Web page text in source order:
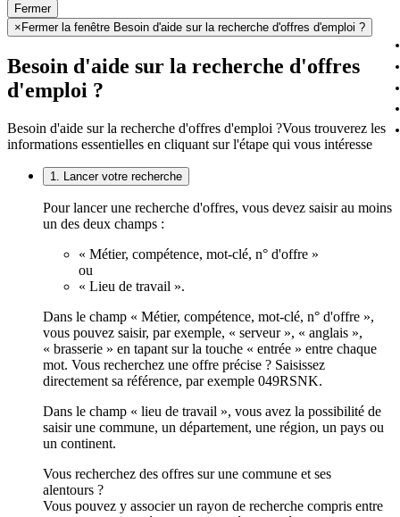
Fermer
× Fermer la fenêtre Besoin d'aide sur la recherche d'offres d'emploi ?
Besoin d'aide sur la recherche d'offres
d'emploi ?
Besoin d'aide sur la recherche d'offres d'emploi ?Vous trouverez les
informations essentielles en cliquant sur l'étape qui vous intéresse
1. Lancer votre recherche
Pour lancer une recherche d'offres, vous devez saisir au moins
un des deux champs :
« Métier, compétence, mot-clé, n° d'offre »
ou
« Lieu de travail ».
Dans le champ « Métier, compétence, mot-clé, n° d'offre »,
vous pouvez saisir, par exemple, « serveur », « anglais »,
« brasserie » en tapant sur la touche « entrée » entre chaque
mot. Vous recherchez une offre précise ? Saisissez
directement sa référence, par exemple 049RSNK.
Dans le champ « lieu de travail », vous avez la possibilité de
saisir une commune, un département, une région, un pays ou
un continent.
Vous recherchez des offres sur une commune et ses
alentours ?
Vous pouvez y associer un rayon de recherche compris entre